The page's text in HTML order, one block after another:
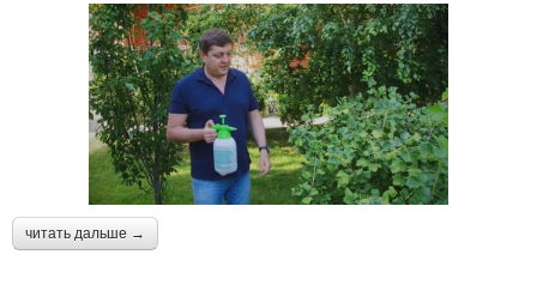
читать дальше →